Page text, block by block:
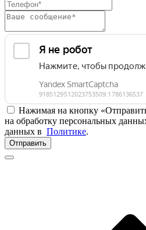
Нажимая на кнопку
на обработку персональных
данных в Политике.
Отправить